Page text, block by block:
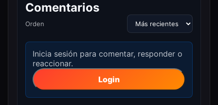
Comentarios
Orden
Inicia sesión para comentar, responder o
reaccionar.
Login